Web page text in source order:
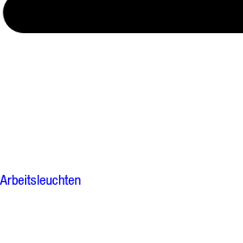
Arbeitsleuchten